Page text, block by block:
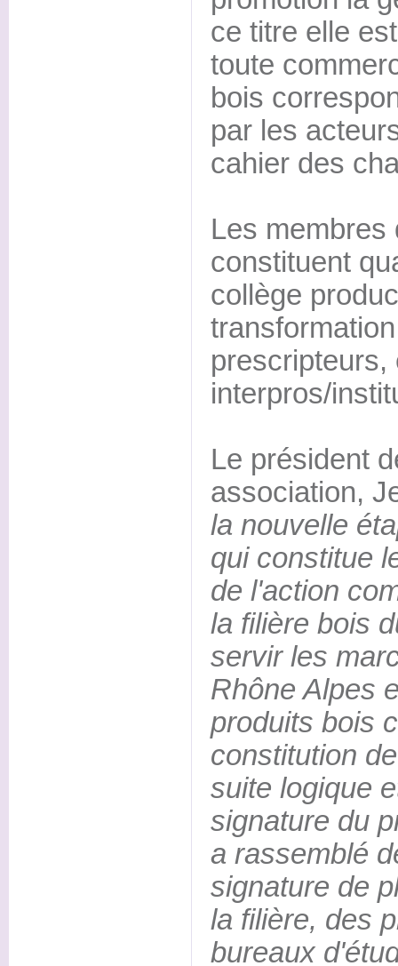
ce titre elle
toute
bois
par les
cahier des
Les membres
constituent
collège
prescripteurs,
interpros/
Le président
association,
la nouvelle
qui constitue
de l'action
la filière bois
servir les
Rhône Alpes
produits bois
constitution
suite logique
signature du
a rassemblé
signature de
la filière, des
bureaux